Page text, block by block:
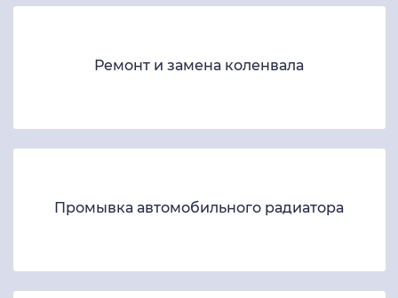
Ремонт и замена коленвала
Промывка автомобильного радиатора